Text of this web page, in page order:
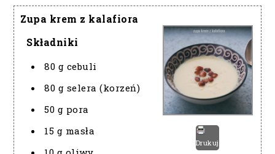
Zupa krem z kalafiora
Drukuj
Składniki
80 g cebuli
80 g selera (korzeń)
50 g pora
15 g masła